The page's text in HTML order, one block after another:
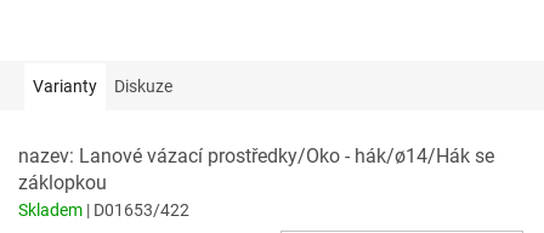
Varianty Diskuze
nazev: Lanové vázací prostředky/Oko - hák/ø14/Hák se
záklopkou
Skladem | D01653/422